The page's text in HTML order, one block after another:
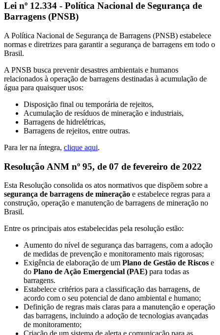
Lei nº 12.334 - Política Nacional de Segurança de
Barragens (PNSB)
A Política Nacional de Segurança de Barragens (PNSB) estabelece
normas e diretrizes para garantir a segurança de barragens em todo o
Brasil.
A PNSB busca prevenir desastres ambientais e humanos
relacionados à operação de barragens destinadas à acumulação de
água para quaisquer usos:
Disposição final ou temporária de rejeitos,
Acumulação de resíduos de mineração e industriais,
Barragens de hidrelétricas,
Barragens de rejeitos, entre outras.
Para ler na íntegra, clique aqui.
Resolução ANM nº 95, de 07 de fevereiro de 2022
Esta Resolução consolida os atos normativos que dispõem sobre a
segurança de barragens de mineração e estabelece regras para a
construção, operação e manutenção de barragens de mineração no
Brasil.
Entre os principais atos estabelecidas pela resolução estão:
Aumento do nível de segurança das barragens, com a adoção
de medidas de prevenção e monitoramento mais rigorosas;
Exigência de elaboração de um Plano de Gestão de Riscos e
do Plano de Ação Emergencial (PAE) para todas as
barragens.
Estabelece critérios para a classificação das barragens, de
acordo com o seu potencial de dano ambiental e humano;
Definição de regras mais claras para a manutenção e operação
das barragens, incluindo a adoção de tecnologias avançadas
de monitoramento;